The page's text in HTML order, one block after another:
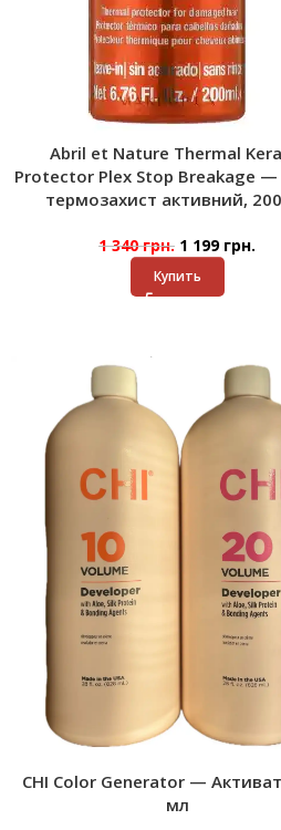
Abril et Nature Thermal
Protector Plex Stop Breakage —
термозахист активний,
1 340грн. 1 199 грн.
Купить
CHI Color Generator —
мл